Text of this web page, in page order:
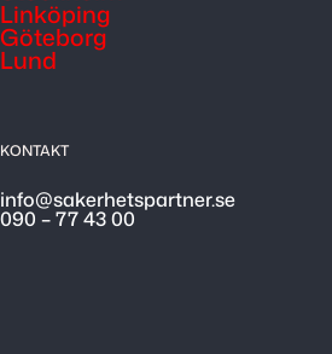
Linköping
Göteborg
Lund
KONTAKT
info@sakerhetspartner.se
090 – 77 43 00